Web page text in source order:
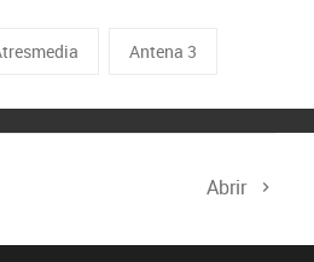
Antena 3
Abrir